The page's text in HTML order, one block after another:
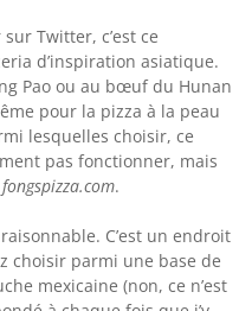
Twitter, c’est ce
d’inspiration asiatique.
Pao ou au bœuf du Hunan
pour la pizza à la peau
lesquelles choisir, ce
pas fonctionner, mais
fongspizza.com.
C’est un endroit
choisir parmi une base de
mexicaine (non, ce n’est